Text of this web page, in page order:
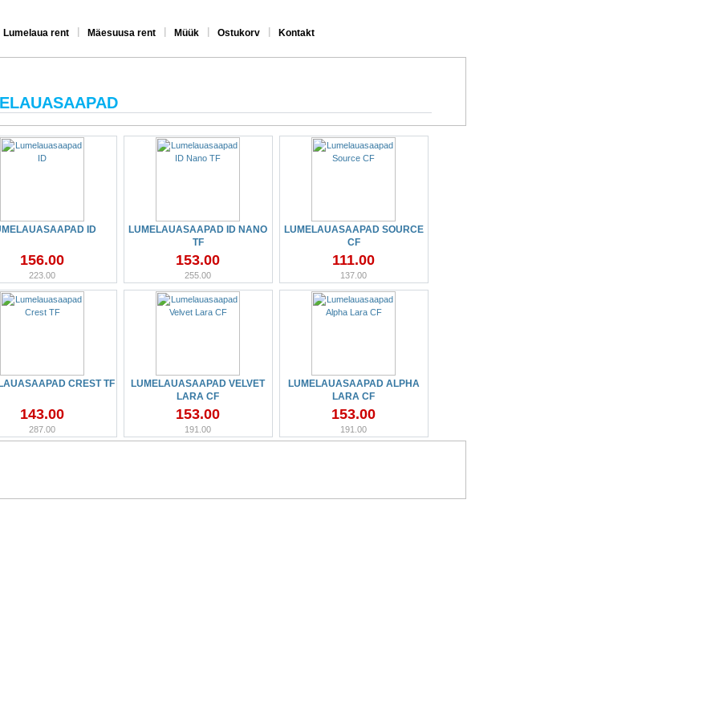
Lumelaua rent Mäesuusa rent Müük Ostukorv Kontakt
ID
156.00
223.00
LUMELAUASAAPAD ID NANO
TF
153.00
255.00
LUMELAUASAAPAD SOURCE
CF
111.00
137.00
CREST TF
143.00
287.00
LUMELAUASAAPAD VELVET
LARA CF
153.00
191.00
LUMELAUASAAPAD ALPHA
LARA CF
153.00
191.00